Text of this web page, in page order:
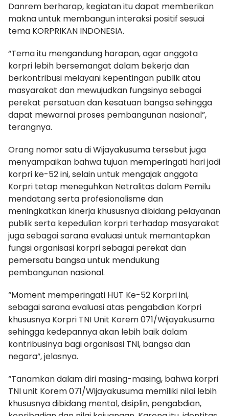
Danrem berharap, kegiatan itu dapat memberikan
makna untuk membangun interaksi positif sesuai
tema KORPRIKAN INDONESIA.
“Tema itu mengandung harapan, agar anggota
korpri lebih bersemangat dalam bekerja dan
berkontribusi melayani kepentingan publik atau
masyarakat dan mewujudkan fungsinya sebagai
perekat persatuan dan kesatuan bangsa sehingga
dapat mewarnai proses pembangunan nasional”,
terangnya.
Orang nomor satu di Wijayakusuma tersebut juga
menyampaikan bahwa tujuan memperingati hari jadi
korpri ke-52 ini, selain untuk mengajak anggota
Korpri tetap meneguhkan Netralitas dalam Pemilu
mendatang serta profesionalisme dan
meningkatkan kinerja khususnya dibidang pelayanan
publik serta kepedulian korpri terhadap masyarakat
juga sebagai sarana evaluasi untuk memantapkan
fungsi organisasi korpri sebagai perekat dan
pemersatu bangsa untuk mendukung
pembangunan nasional.
“Moment memperingati HUT Ke-52 Korpri ini,
sebagai sarana evaluasi atas pengabdian Korpri
khususnya Korpri TNI Unit Korem 071/Wijayakusuma
sehingga kedepannya akan lebih baik dalam
kontribusinya bagi organisasi TNI, bangsa dan
negara”, jelasnya.
“Tanamkan dalam diri masing-masing, bahwa korpri
TNI unit Korem 071/Wijayakusuma memiliki nilai lebih
khususnya dibidang mental, disiplin, pengabdian,